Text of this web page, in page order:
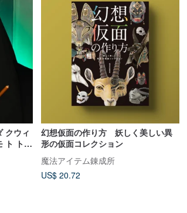
幻想仮面の作り方 妖しく美しい異
形の仮面コレクション
魔法アイテム錬成所
US$ 20.72